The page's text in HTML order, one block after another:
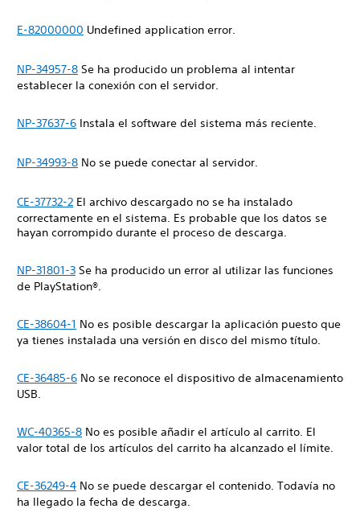
E-82000000 Undefined application error.
NP-34957-8 Se ha producido un problema al intentar
establecer la conexión con el servidor.
NP-37637-6 Instala el software del sistema más reciente.
NP-34993-8 No se puede conectar al servidor.
CE-37732-2 El archivo descargado no se ha instalado
correctamente en el sistema. Es probable que los datos se
hayan corrompido durante el proceso de descarga.
NP-31801-3 Se ha producido un error al utilizar las funciones
de PlayStation®.
CE-38604-1 No es posible descargar la aplicación puesto que
ya tienes instalada una versión en disco del mismo título.
CE-36485-6 No se reconoce el dispositivo de almacenamiento
USB.
WC-40365-8 No es posible añadir el artículo al carrito. El
valor total de los artículos del carrito ha alcanzado el límite.
CE-36249-4 No se puede descargar el contenido. Todavía no
ha llegado la fecha de descarga.